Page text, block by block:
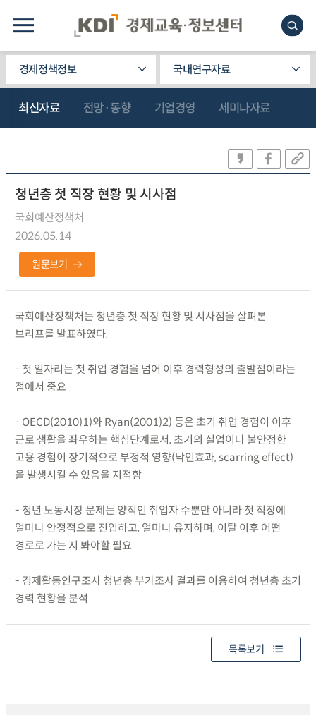
경제정책정보 국내연구자료
최신자료 전망·동향 기업경영 세미나자료
청년층 첫 직장 현황 및 시사점
국회예산정책처
2026.05.14
원문보기
국회예산정책처는 청년층 첫 직장 현황 및 시사점을 살펴본
브리프를 발표하였다.
- 첫 일자리는 첫 취업 경험을 넘어 이후 경력형성의 출발점이라는
점에서 중요
- OECD(2010)1)와 Ryan(2001)2) 등은 초기 취업 경험이 이후
근로 생활을 좌우하는 핵심단계로서, 초기의 실업이나 불안정한
고용 경험이 장기적으로 부정적 영향(낙인효과, scarring effect)
을 발생시킬 수 있음을 지적함
- 청년 노동시장 문제는 양적인 취업자 수뿐만 아니라 첫 직장에
얼마나 안정적으로 진입하고, 얼마나 유지하며, 이탈 이후 어떤
경로로 가는 지 봐야할 필요
- 경제활동인구조사 청년층 부가조사 결과를 이용하여 청년층 초기
경력 현황을 분석
목록보기